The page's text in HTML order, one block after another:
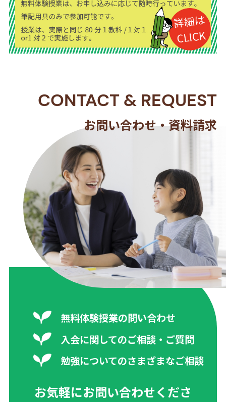
CONTACT & REQUEST
お問い合わせ・資料請求
無料体験授業の問い合わせ
入会に関してのご相談・ご質問
勉強についてのさまざまなご相談
お気軽にお問い合わせくださ